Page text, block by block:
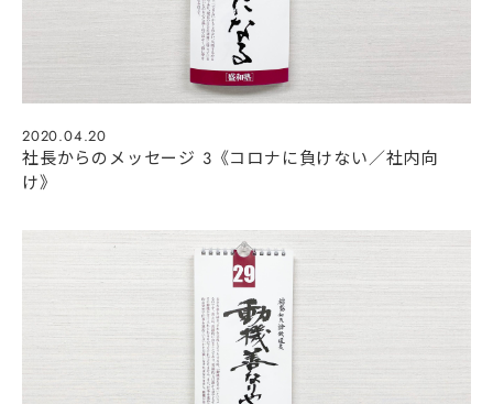
2020.04.20
社長からのメッセージ 3《コロナに負けない／社内向
け》